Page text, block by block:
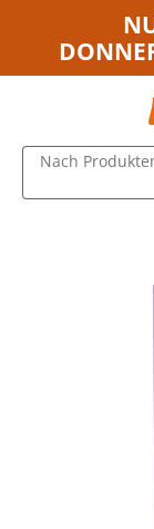
Zum
Zur Navigation
Nach